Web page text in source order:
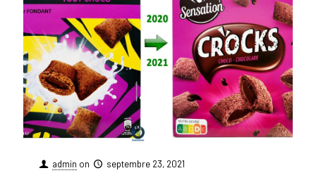
admin on septembre 23, 2021